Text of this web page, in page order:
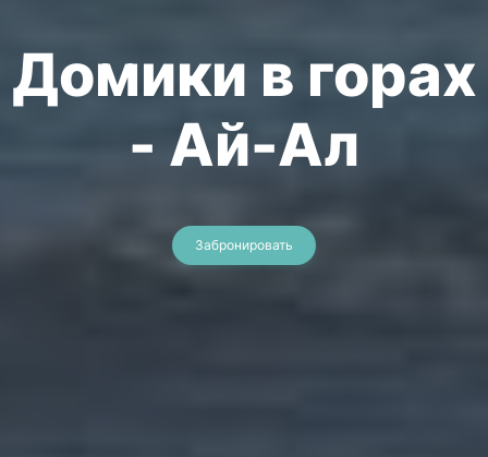
Домики в горах
- Ай-Ал
Забронировать